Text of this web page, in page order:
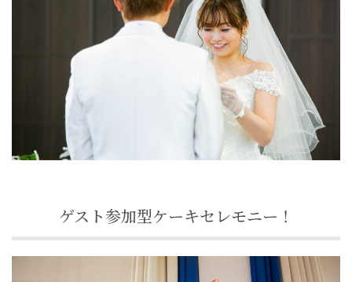
ゲスト参加型ケーキセレモニー！